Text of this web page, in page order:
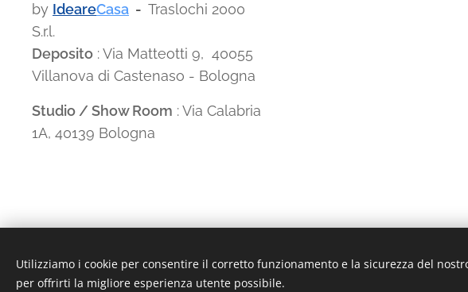
by IdeareCasa - Traslochi 2000
S.r.l.
Deposito : Via Matteotti 9, 40055
Villanova di Castenaso - Bologna
Studio / Show Room : Via Calabria
1A, 40139 Bologna
P.I./C.F. 03135881203 - REA: BO-494768 - I.R.I. di Bologna n. 03135881203 in
Utilizziamo i cookie per consentire il corretto funzionamento e la sicurezza del
per offrirti la migliore esperienza utente possibile.